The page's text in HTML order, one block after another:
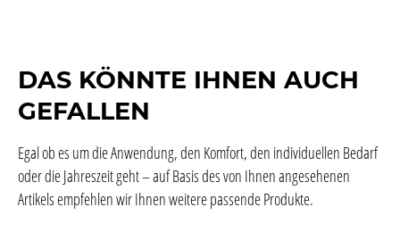
DAS KÖNNTE IHNEN AUCH
GEFALLEN
Egal ob es um die Anwendung, den Komfort, den individuellen Bedarf
oder die Jahreszeit geht – auf Basis des von Ihnen angesehenen
Artikels empfehlen wir Ihnen weitere passende Produkte.